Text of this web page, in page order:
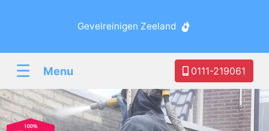
Gevelreinigen Zeeland
☰ Menu 0111-219061